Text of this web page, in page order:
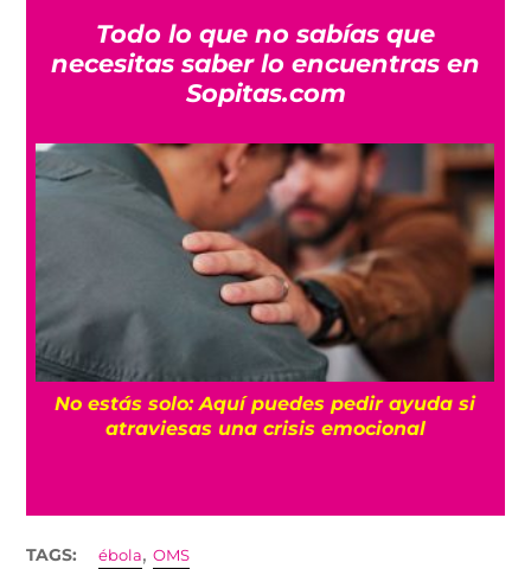
Todo lo que no sabías que
necesitas saber lo encuentras en
Sopitas.com
No estás solo: Aquí puedes pedir ayuda si
atraviesas una crisis emocional
TAGS: ébola,OMS